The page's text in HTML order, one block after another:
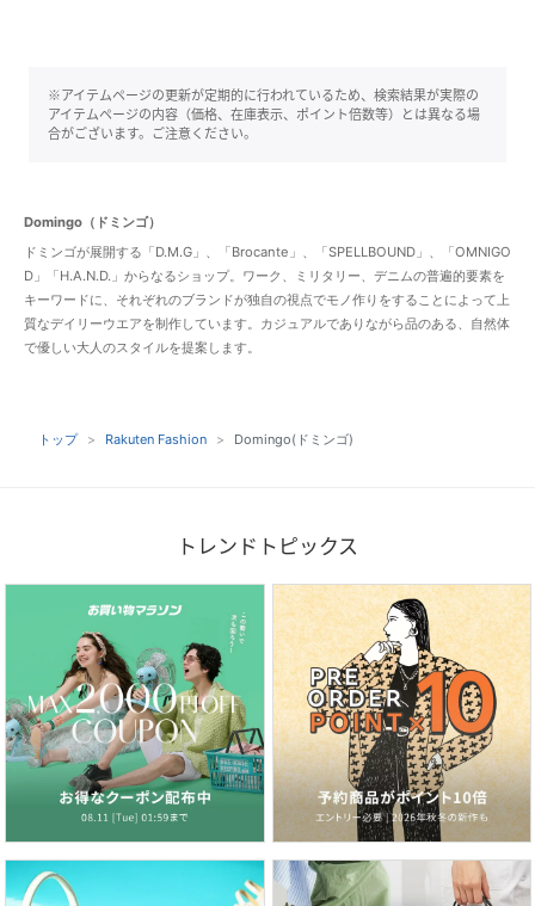
※アイテムページの更新が定期的に行われているため、検索結果が実際の
アイテムページの内容（価格、在庫表示、ポイント倍数等）とは異なる場
合がございます。ご注意ください。
Domingo（ドミンゴ）
ドミンゴが展開する「D.M.G」、「Brocante」、「SPELLBOUND」、「OMNIGO
D」「H.A.N.D.」からなるショップ。ワーク、ミリタリー、デニムの普遍的要素を
キーワードに、それぞれのブランドが独自の視点でモノ作りをすることによって上
質なデイリーウエアを制作しています。カジュアルでありながら品のある、自然体
で優しい大人のスタイルを提案します。
トップ Rakuten Fashion Domingo(ドミンゴ)
トレンドトピックス